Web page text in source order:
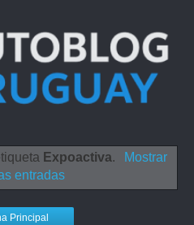
Expoactiva.
Mostrar
entradas
Principal